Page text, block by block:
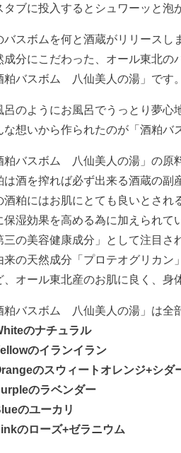
タブに投入するとシュワーッと泡
バスボムを何と酒蔵がリリースし
成分にこだわった、オール東北の
粕バスボム 八仙美人の湯」です。
呂のようにお風呂でうっとり夢心
な想いから作られたのが「酒粕バ
粕バスボム 八仙美人の湯」の原
は酒を搾れば必ず出来る酒蔵の副
酒粕にはお肌にとても良いとされ
保湿効果を高める為に加えられて
三の美容健康成分」として注目さ
来の天然成分「プロテオグリカン
、オール東北産のお肌に良く、身
粕バスボム 八仙美人の湯」は全
のナチュラル
のイランイラン
のスウィートオレンジ+シダ
のラベンダー
のユーカリ
のローズ+ゼラニウム